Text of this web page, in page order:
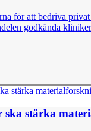
för att bedriva
godkända
ska stärka